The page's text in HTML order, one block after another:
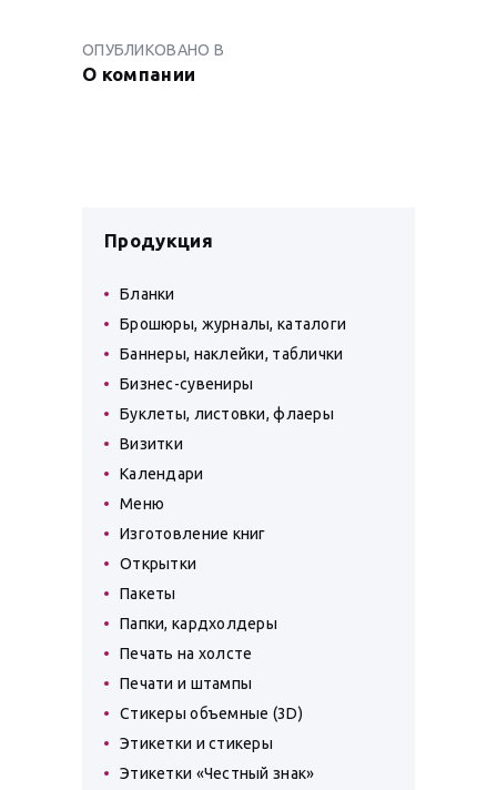
ПО
ЗАПИСЯМ
ОПУБЛИКОВАНО В
О компании
Продукция
Бланки
Брошюры, журналы, каталоги
Баннеры, наклейки, таблички
Бизнес-сувениры
Буклеты, листовки, флаеры
Визитки
Календари
Меню
Изготовление книг
Открытки
Пакеты
Папки, кардхолдеры
Печать на холсте
Печати и штампы
Стикеры объемные (3D)
Этикетки и стикеры
Этикетки «Честный знак»